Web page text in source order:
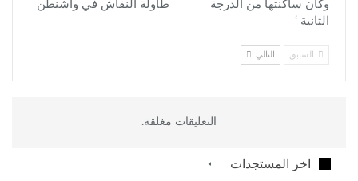
وكأن ساكنتها من الدرجة
الثانية ‘
طاولة النقاش في واشنطن
السابق التالي
التعليقات مغلقة.
اخر المستجدات